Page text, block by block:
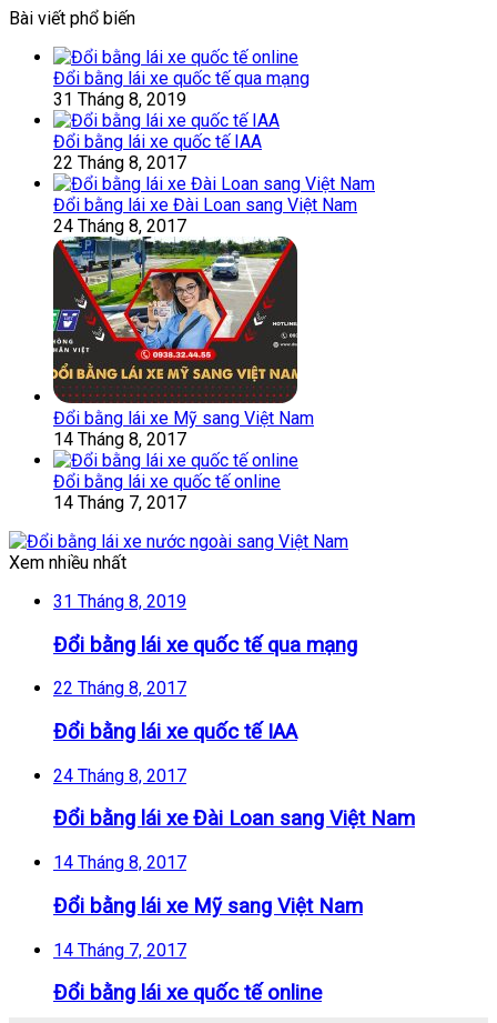
Bài viết phổ biến
Đổi bằng lái xe quốc tế qua mạng
31 Tháng 8, 2019
Đổi bằng lái xe quốc tế IAA
22 Tháng 8, 2017
Đổi bằng lái xe Đài Loan sang Việt Nam
24 Tháng 8, 2017
Đổi bằng lái xe Mỹ sang Việt Nam
14 Tháng 8, 2017
Đổi bằng lái xe quốc tế online
14 Tháng 7, 2017
Xem nhiều nhất
31 Tháng 8, 2019
Đổi bằng lái xe quốc tế qua mạng
22 Tháng 8, 2017
Đổi bằng lái xe quốc tế IAA
24 Tháng 8, 2017
Đổi bằng lái xe Đài Loan sang Việt Nam
14 Tháng 8, 2017
Đổi bằng lái xe Mỹ sang Việt Nam
14 Tháng 7, 2017
Đổi bằng lái xe quốc tế online